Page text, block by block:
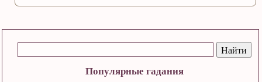
Популярные гадания